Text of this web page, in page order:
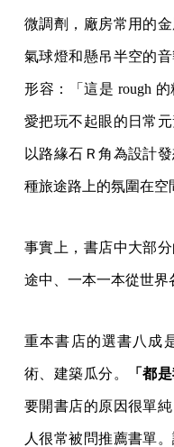
微調劑，廠房常用的
氣球燈和懸吊半空的
形容：「這是 rough
愛把玩不起眼的日常
以路緣石Ｒ角為設計
種旅途路上的氛圍在空
事實上，書店中大部
途中、一本一本從世界
重本書店的選書八成
術、建築瓜分。 「都
要開書店的原因很單
人很常被問推薦書單